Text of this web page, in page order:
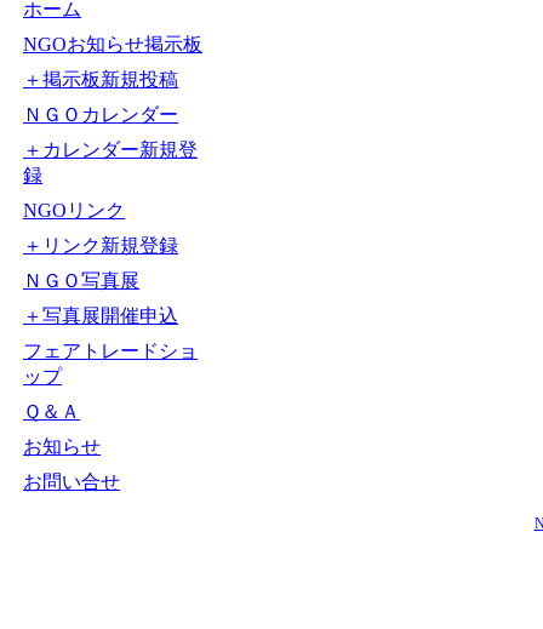
ホーム
NGOお知らせ掲示板
＋掲示板新規投稿
ＮＧＯカレンダー
＋カレンダー新規登
録
NGOリンク
＋リンク新規登録
ＮＧＯ写真展
＋写真展開催申込
フェアトレードショ
ップ
Ｑ＆Ａ
お知らせ
お問い合せ